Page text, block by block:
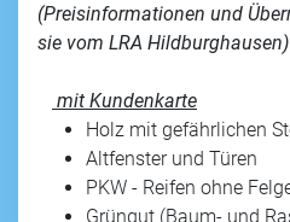
(Preisinformationen und
sie vom LRA Hildburghausen)
mit Kundenkarte
Holz mit gefährlichen
Altfenster und Türen
PKW - Reifen ohne
Grüngut (Baum- und